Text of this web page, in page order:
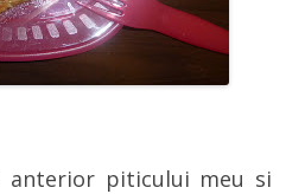
anterior piticului meu si